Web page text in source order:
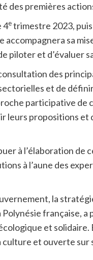
des premières
4etrimestre 2023,
sa
piloter et d’évaluer
des
et de
participative
leurs propositions et
à l’élaboration de
à l’aune des
la
française,
et solidaire.
culture et ouverte